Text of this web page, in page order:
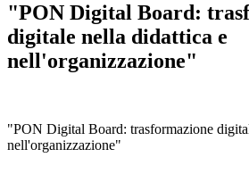
"PON Digital Board:
digitale nella didattica e
nell'organizzazione"
"PON Digital Board: trasformazione
nell'organizzazione"